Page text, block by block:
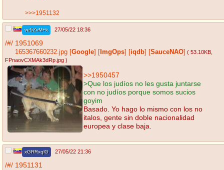
>>>1951132
ve5ZvM+k 27/05/22 18:36
/#/ 1951069
165367660232.jpg Google ImgOps iqdb SauceNAO ( 53.10KB
FPnaovCXMAk3dRp.jpg )
>>1950457
>Que los judíos no les gusta juntarse
con no judíos porque somos sucios
goyim
Basado. Yo hago lo mismo con los no
italos, gente sin doble nacionalidad
europea y clase baja.
xGRRxqlG 27/05/22 21:36
/#/ 1951131